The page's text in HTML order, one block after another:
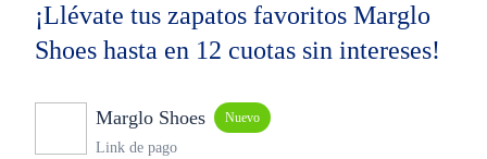
¡Llévate tus zapatos favoritos Marglo
Shoes hasta en 12 cuotas sin intereses!
Marglo Shoes Nuevo
Link de pago